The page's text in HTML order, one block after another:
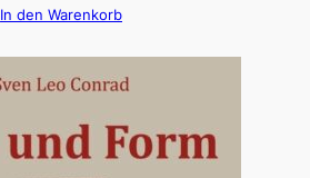
In den Warenkorb